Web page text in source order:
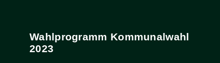
Wahlprogramm Kommunalwahl
2023